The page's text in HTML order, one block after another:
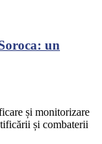
un
și monitorizare
și combaterii